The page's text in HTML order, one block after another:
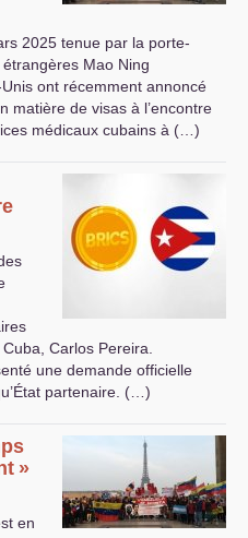
2025 tenue par la porte-
Mao Ning
ont récemment annoncé
matière de visas à l’encontre
médicaux cubains à (…)
Carlos Pereira.
une demande officielle
partenaire. (…)
»
en